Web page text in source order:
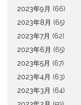
2023年9月 (66)
2023年8月 (65)
2023年7月 (62)
2023年6月 (65)
2023年5月 (67)
2023年4月 (63)
2023年3月 (64)